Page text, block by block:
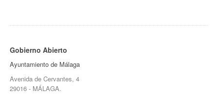
Gobierno Abierto
Ayuntamiento de Málaga
Avenida de Cervantes, 4
29016 - MÁLAGA.